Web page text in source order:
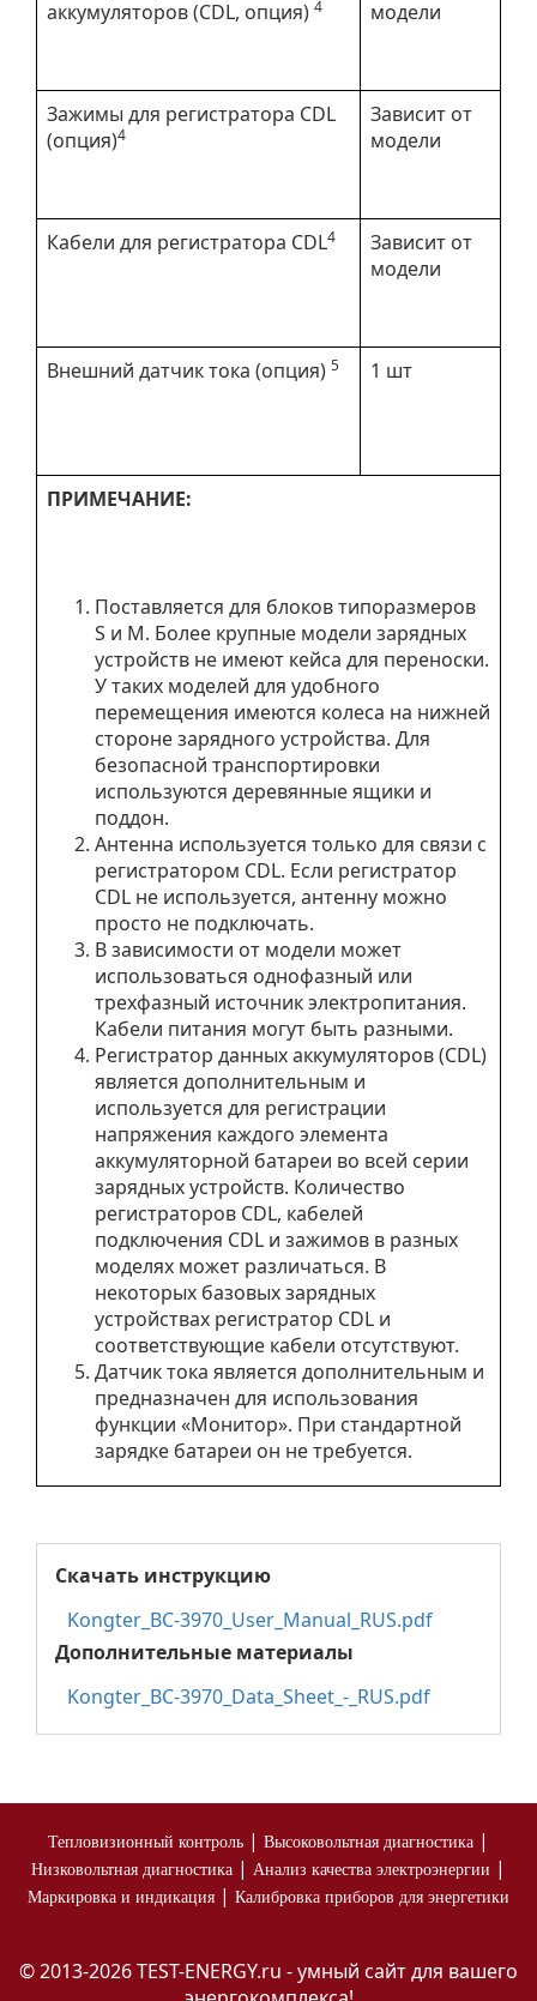
аккумуляторов (CDL, опция) 4
модели
Зажимы для регистратора CDL
(опция)4
Зависит от
модели
Кабели для регистратора CDL4
Зависит от
модели
Внешний датчик тока (опция) 5 1 шт
ПРИМЕЧАНИЕ:
Поставляется для блоков типоразмеров
S и M. Более крупные модели зарядных
устройств не имеют кейса для переноски.
У таких моделей для удобного
перемещения имеются колеса на нижней
стороне зарядного устройства. Для
безопасной транспортировки
используются деревянные ящики и
поддон.
Антенна используется только для связи с
регистратором CDL. Если регистратор
CDL не используется, антенну можно
просто не подключать.
В зависимости от модели может
использоваться однофазный или
трехфазный источник электропитания.
Кабели питания могут быть разными.
Регистратор данных аккумуляторов (CDL)
является дополнительным и
используется для регистрации
напряжения каждого элемента
аккумуляторной батареи во всей серии
зарядных устройств. Количество
регистраторов CDL, кабелей
подключения CDL и зажимов в разных
моделях может различаться. В
некоторых базовых зарядных
устройствах регистратор CDL и
соответствующие кабели отсутствуют.
Датчик тока является дополнительным и
предназначен для использования
функции «Монитор». При стандартной
зарядке батареи он не требуется.
Скачать инструкцию
Kongter_BC-3970_User_Manual_RUS.pdf
Дополнительные материалы
Kongter_BC-3970_Data_Sheet_-_RUS.pdf
Тепловизионный контроль | Высоковольтная диагностика |
Низковольтная диагностика | Анализ качества электроэнергии |
Маркировка и индикация | Калибровка приборов для энергетики
© 2013-2026 TEST-ENERGY.ru - умный сайт для вашего